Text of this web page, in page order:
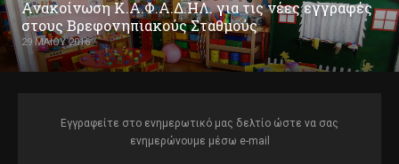
Ανακοίνωση Κ.Α.Φ.Α.Δ.ΗΛ. για τις νέες εγγραφές
στους Βρεφονηπιακούς Σταθμούς
29 ΜΑΪ́ΟΥ 2016
Εγγραφείτε στο ενημερωτικό μας δελτίο ώστε να σας
ενημερώνουμε μέσω e-mail